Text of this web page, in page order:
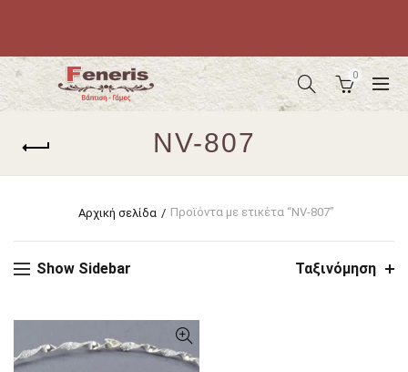
0
NV-807
Αρχική σελίδα Προϊόντα με ετικέτα “NV-807”
Show Sidebar Ταξινόμηση